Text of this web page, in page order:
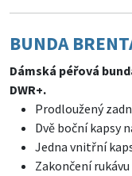
BUNDA
Dámská péřová
DWR+.
Prodloužený
Dvě boční kapsy
Jedna vnitřní
Zakončení